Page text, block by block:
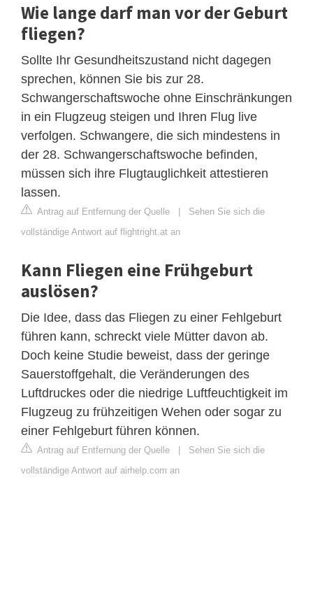
Wie lange darf man vor der Geburt
fliegen?
Sollte Ihr Gesundheitszustand nicht dagegen
sprechen, können Sie bis zur 28.
Schwangerschaftswoche ohne Einschränkungen
in ein Flugzeug steigen und Ihren Flug live
verfolgen. Schwangere, die sich mindestens in
der 28. Schwangerschaftswoche befinden,
müssen sich ihre Flugtauglichkeit attestieren
lassen.
Antrag auf Entfernung der Quelle | Sehen Sie sich die
vollständige Antwort auf flightright.at an
Kann Fliegen eine Frühgeburt
auslösen?
Die Idee, dass das Fliegen zu einer Fehlgeburt
führen kann, schreckt viele Mütter davon ab.
Doch keine Studie beweist, dass der geringe
Sauerstoffgehalt, die Veränderungen des
Luftdruckes oder die niedrige Luftfeuchtigkeit im
Flugzeug zu frühzeitigen Wehen oder sogar zu
einer Fehlgeburt führen können.
Antrag auf Entfernung der Quelle | Sehen Sie sich die
vollständige Antwort auf airhelp.com an